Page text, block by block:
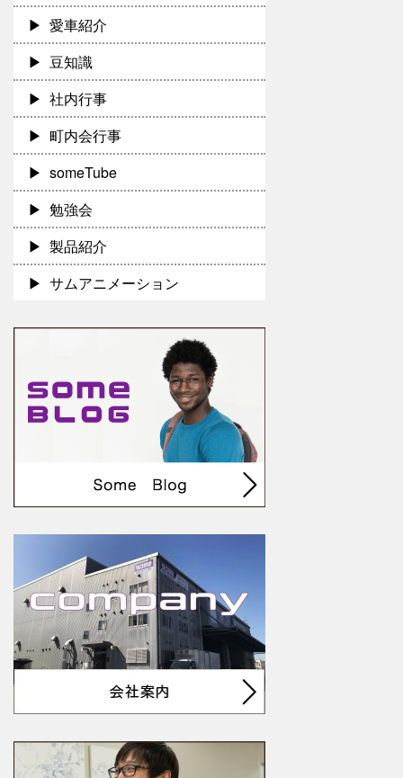
愛車紹介
豆知識
社内行事
町内会行事
someTube
勉強会
製品紹介
サムアニメーション